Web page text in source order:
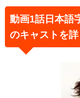
動画1話日本語
のキャストを